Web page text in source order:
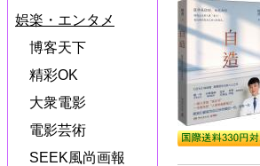
娯楽・エンタメ
博客天下
精彩OK
大衆電影
電影芸術
SEEK風尚画報